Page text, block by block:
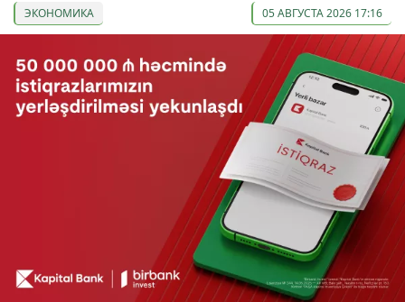
ЭКОНОМИКА 05 АВГУСТА 2026 17:16